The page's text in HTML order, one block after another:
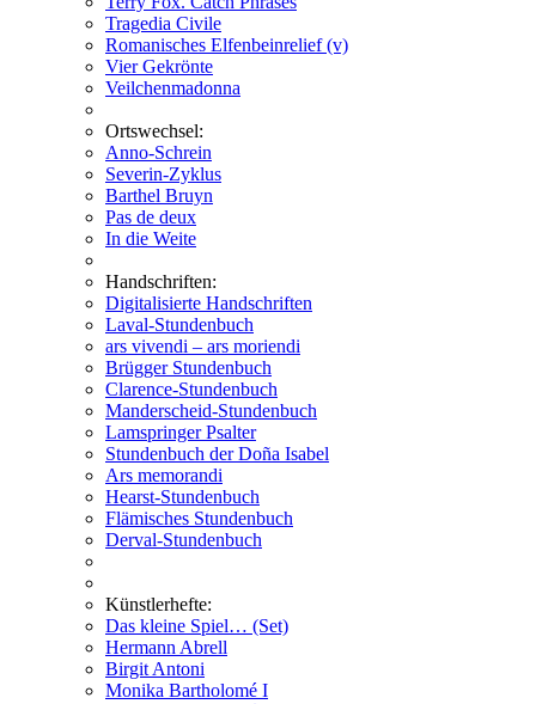
Tragedia Civile
Romanisches Elfenbeinrelief (v)
Vier Gekrönte
Veilchenmadonna
Ortswechsel:
Anno-Schrein
Severin-Zyklus
Barthel Bruyn
Pas de deux
In die Weite
Handschriften:
Digitalisierte Handschriften
Laval-Stundenbuch
ars vivendi – ars moriendi
Brügger Stundenbuch
Clarence-Stundenbuch
Manderscheid-Stundenbuch
Lamspringer Psalter
Stundenbuch der Doña Isabel
Ars memorandi
Hearst-Stundenbuch
Flämisches Stundenbuch
Derval-Stundenbuch
Künstlerhefte:
Das kleine Spiel… (Set)
Hermann Abrell
Birgit Antoni
Monika Bartholomé I